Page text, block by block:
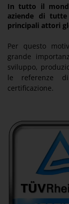
In tutto il
aziende di
principali attori
Per questo
grande
sviluppo,
le referenze
certificazione.